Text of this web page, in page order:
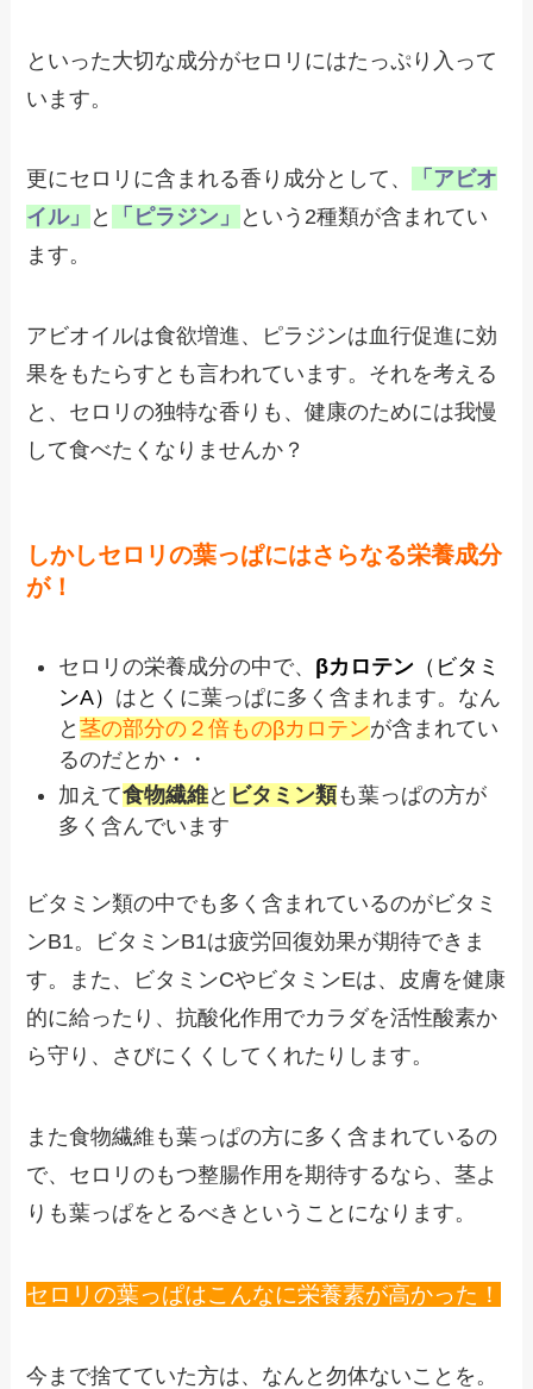
といった大切な成分がセロリにはたっぷり入って
います。
更にセロリに含まれる香り成分として、
「アビオ
イル」
と 「ピラジン」
という2種類が含まれてい
ます。
アビオイルは食欲増進、ピラジンは血行促進に効
果をもたらすとも言われています。それを考える
と、セロリの独特な香りも、健康のためには我慢
して食べたくなりませんか？
しかしセロリの葉っぱにはさらなる栄養成分
が！
セロリの栄養成分の中で、 βカロテン （ビタミ
ンA） はとくに葉っぱに多く含まれます。なん
と茎の部分の２倍ものβカロテンが含まれてい
るのだとか・・
加えて食物繊維と ビタミン類も葉っぱの方が
多く含んでいます
ビタミン類の中でも多く含まれているのがビタミ
ンB1。ビタミンB1は疲労回復効果が期待できま
す。また、ビタミンCやビタミンEは、皮膚を健康
的に給ったり、抗酸化作用でカラダを活性酸素か
ら守り、さびにくくしてくれたりします。
また食物繊維も葉っぱの方に多く含まれているの
で、セロリのもつ整腸作用を期待するなら、茎よ
りも葉っぱをとるべきということになります。
セロリの葉っぱはこんなに栄養素が高かった！
今まで捨てていた方は、なんと勿体ないことを。